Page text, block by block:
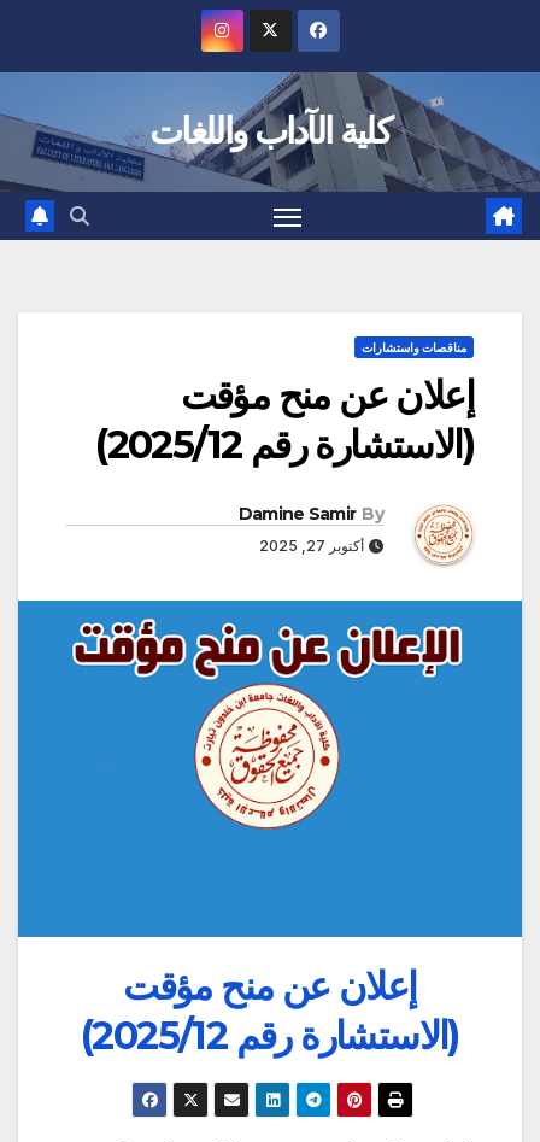
كلية الآداب واللغات
مناقصات واستشارات
إعلان عن منح مؤقت
(الاستشارة رقم 2025/12)
By
Damine Samir
أكتوبر 27, 2025
إعلان عن منح مؤقت
(الاستشارة رقم 2025/12)